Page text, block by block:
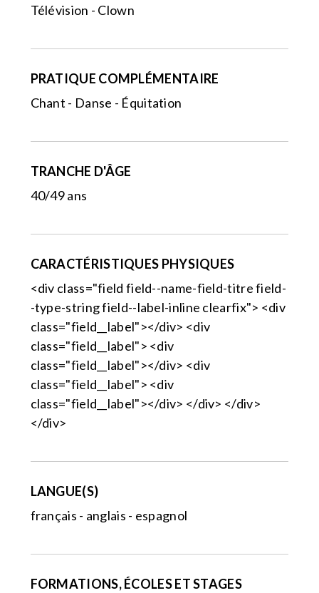
Télévision - Clown
PRATIQUE COMPLÉMENTAIRE
Chant - Danse - Équitation
TRANCHE D'ÂGE
40/49 ans
CARACTÉRISTIQUES PHYSIQUES
<div class="field field--name-field-titre field-
-type-string field--label-inline clearfix"> <div
class="field__label"></div> <div
class="field__label"> <div
class="field__label"></div> <div
class="field__label"> <div
class="field__label"></div> </div> </div>
</div>
LANGUE(S)
français - anglais - espagnol
FORMATIONS, ÉCOLES ET STAGES